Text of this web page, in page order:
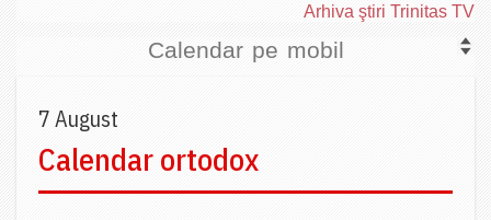
Arhiva ştiri Trinitas TV
Calendar pe mobil
7 August
Calendar ortodox